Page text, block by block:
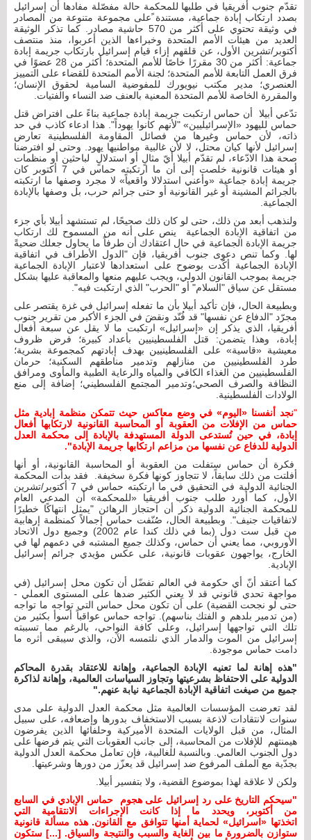
تقدّم جنوب أفريقيا في طلبها للمحكمة حالة مفصّلة مفادها أن إسرائيل
بصدد ارتكاب إبادة جماعية، مستندة ًعلى مجموعة متنوعة من المصادر
في وثيقة تحتوي على أكثر من 570 حاشية مصادر. كما تذكر الوثيقة
العديد من هيئات الأمم المتحدة وخبراءها الذين أعربوا، منذ منتصف
أكتوبر/تشرين الأول، عن قلقهم إزاء قيام إسرائيل بارتكاب جريمة إبادة
جماعية: أكثر من 30 مقررًا خاصًا للأمم المتحدة؛ أكثر من 28 عضوًا في
فرق العمل التابعة للأمم المتحدة؛ لجنة الأمم المتحدة للقضاء على التمييز
العنصري؛ مدير مكتب نيويورك للمفوضية السامية لحقوق الإنسان؛
والمقررة الخاصة للأمم المتحدة المعنية بالعنف ضد النساء والفتيات.
تدّعي أبيلا أن حماس ارتكبت جريمة إبادة جماعية بناءً على افتراض قتل
حماس لليهود «الإسرائيليين» "لأنهم كانوا يهوداً". هذا ادعاء كاذب في حد
ذاته، لأن حماس وغيرها من فصائل المقاومة الفلسطينية تعارض
إسرائيل لأنها كيان محتل، لا لأن غالبية مواطنيها يهود. وحتى لو افترضنا
صحة هذا الادّعاء، لم تقدّم أبيلا أيّ مثالٍ أو استدلالٍ لباحثين أو منظمات
أو هيئات قانونية خلصت إلى أن ما ارتكبته حماس في 7 أكتوبر كان
جريمة إبادة جماعية «وأعني استدلالا واقعياً» لا مجرد وصفها ما ارتكبته
بالجرائم المشينة أو غير القانونية أو حتى جرائم حرب، بل وصفها بالإبادة
الجماعية.
ولنذهب أبعد من ذلك، حتى لو كان ذلك صحيحًا، لم تستشهد أبيلا بأي جزء
من اتفاقية الإبادة الجماعية ينص على أنه من المسموح لك ارتكاب
جريمة الإبادة الجماعية في حال اعتقادك أن طرفاً ما يحاول جعلك ضحيةً
لها. وكما تنص دعوى جنوب أفريقيا، فإن "الدول الأطراف في اتفاقية
الإبادة الجماعية أكّدت بوضوح على استعدادها لاعتبار الإبادة الجماعية
جريمة بموجب القانون الدولي، ويجب عليهم منعها والمعاقبة عليها بشكل
مستقل عن سياق "السلام" أو "الحرب" الذي ارتكبت فيه".
وبطبيعة الحال، فإن تأكيد أبيلا بأن ما تفعله إسرائيل في غزة يقتصر على
مجرّد "الدفاع عن نفسها" قد فُنّد ونقضَ في الجزء الأكبر من تقرير جنوب
أفريقيا، الذي يذكر إن «إسرائيل» ارتكبت ما لا يقل عن سبعة أفعال
إبادة، وهذا يتضمن: قتل الفلسطينيين بأعداد كبيرة؛ فرض ظروف
معيشية «قاسية» على الفلسطينيين بهدف إبادتهم كمجموعة بشرية؛
طرد الفلسطينيين من منازلهم وتدمير مناطقهم السكنية؛ حرمان
الفلسطينيين من الغذاء الكافي والمياه والرعاية الطبية والمأوى ومرافق
النظافة والصرف الصحي؛وتدمير المجتمع الفلسطيني؛ إضافة إلى منع
الولادات الفلسطينية.
"نجد أنفسنا« اليوم» في وضع معاكس حيث تتمكن منظمة إبادية مثل
حماس من الإفلات من العقوبة أو المحاسبة القانونية لارتكابها أفعال
إبادة، في حين تُستدعى الدولة المستهدفة بالإبادة إلى محكمة العدل
الدولية للدفاع عن نفسها من مزاعم ارتكابها جريمة الإبادة".
فكرة أن حماس ستفلت من العقوبة أو المحاسبة القانونية، أو أنها
أفلتت من ذلك سابقاً، لا تتجاوز كونها فكرة سخيفة. فقد بدأت المحكمة
الجنائية الدولية في التحقيق في ما ارتكبته حماس في 7 أكتوبر/تشرين
الأول، كما أورد طلب جنوب أفريقيا «للمحكمة» أن المدعي العام
للمحكمة الجنائية الدولية ذكر أن احتجاز الرهائن "يمثل انتهاكًا خطيرًا
لاتفاقيات جنيف". وبطبيعة الحال، صُنّفت حماس إجمالاً كمنظمة إرهابية
من قبل ست دول (بما في ذلك كندا عام 2002) وجميع دول الاتحاد
الأوروبي، مما يعني أن حماس، وكذلك جميع المشتبه في دعمهم لها في
الخارج، يواجهون عقوبات قانونية، على عكس مؤيدي جرائم إسرائيل
الإبادية.
كما أعتقد أنّ أي حكومة في العالم تفضّل أن تكون محل إسرائيل (في
مواجهة تحدي قانوني قد لا يعني الكثير ضدها على المستوى العملي -
حتى لو نجحت القضية) على أن تكون محل حماس التي تواجه ما تواجه
(من تدمير بلدهم و الفتك بناسهم). تواجه حماس عواقباً أسوأ بكثير من
تلك التي تواجهها إسرائيل، وعلى كافة النواحي، بالرغم مما تسببته
إسرائيل من الموت والدمار الذي نلتمسه الآن، والذي سيبقى أثره ما
دامت حماس موجودة.
"هذه إهانة لما تعنيه الإبادة الجماعية، وإهانة للاعتقاد بقدرة المحاكم
الدولية على الاحتفاظ بشرعيتها وتجاوز السياسات العالمية، وإهانة لذاكرة
جميع من صيغت اتفاقية الإبادة الجماعية نيابة عنهم."
لقد تعرضت المؤسسات العالمية مثل محكمة العدل الدولية على مدى
سنوات لانتقادات لاذعة بسبب الاستخفاف بدورها وإضعافه، على سبيل
المثال، من قبل الولايات المتحدة الأميركية وحلفائها الذين يفرضون
هيمنتهم للإفلات من المحاسبة، إلى جانب العقوبات التي يتم فرضها على
دول الجنوب العالمي. وبالنسبة للغالبية، فإن تعامل محكمة العدل الدولية
بجدّية مع الملف المرفوع ضد إسرائيل قد يعزّز من دورها وشرعيتها.
ولكن لا علاقة لهذا بموضوع القضية، ولا بتفسير أبيلا.
"سيحكم التاريخ على رد إسرائيل على هجوم حماس الإبادي في السابع
من أكتوبر، ويحدد ما إذا كانت الإجراءات الانتقامية التي
اتخذتها «اسرائيل» لحماية أمنها تتوافق مع القانون. هذه مسألة قانونية
ستوازن بالضرورة ما بين الغاية والسبب والنتيجة والسياق. [...] ستكون